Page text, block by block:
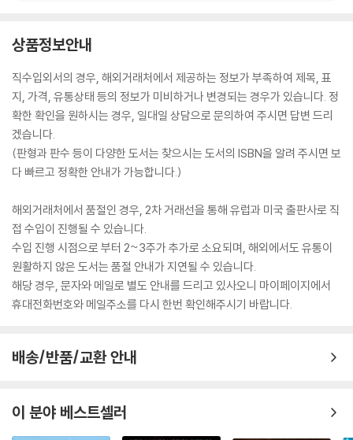
상품정보안내
직수입외서의 경우, 해외거래처에서 제공하는 정보가 부족하여 제목, 표
지, 가격, 유통상태 등의 정보가 미비하거나 변경되는 경우가 있습니다. 정
확한 확인을 원하시는 경우, 일대일 상담으로 문의하여 주시면 답변 드리
겠습니다.
(판형과 판수 등이 다양한 도서는 찾으시는 도서의 ISBN을 알려 주시면 보
다 빠르고 정확한 안내가 가능합니다.)
해외거래처에서 품절인 경우, 2차 거래선을 통해 유럽과 미국 출판사로 직
접 수입이 진행될 수 있습니다.
수입 진행 시점으로 부터 2~3주가 추가로 소요되며, 해외에서도 유통이
원활하지 않은 도서는 품절 안내가 지연될 수 있습니다.
해당 경우, 문자와 메일로 별도 안내를 드리고 있사오니 마이페이지에서
휴대전화번호와 메일주소를 다시 한번 확인해주시기 바랍니다.
배송/반품/교환 안내
이 분야 베스트셀러